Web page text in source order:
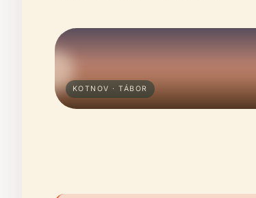
KOTNOV · TÁBOR